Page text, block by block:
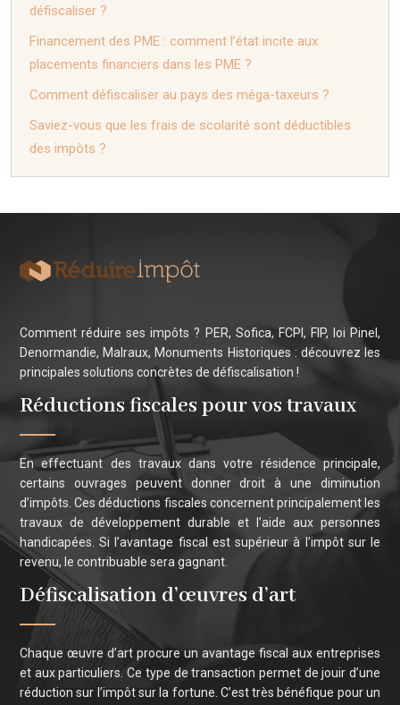
défiscaliser ?
Financement des PME : comment l’état incite aux
placements financiers dans les PME ?
Comment défiscaliser au pays des méga-taxeurs ?
Saviez-vous que les frais de scolarité sont déductibles
des impôts ?
Comment réduire ses impôts ? PER, Sofica, FCPI, FIP, loi Pinel,
Denormandie, Malraux, Monuments Historiques : découvrez les
principales solutions concrètes de défiscalisation !
Réductions fiscales pour vos travaux
En effectuant des travaux dans votre résidence principale,
certains ouvrages peuvent donner droit à une diminution
d’impôts. Ces déductions fiscales concernent principalement les
travaux de développement durable et l’aide aux personnes
handicapées. Si l’avantage fiscal est supérieur à l’impôt sur le
revenu, le contribuable sera gagnant.
Défiscalisation d’œuvres d’art
Chaque œuvre d’art procure un avantage fiscal aux entreprises
et aux particuliers. Ce type de transaction permet de jouir d’une
réduction sur l’impôt sur la fortune. C’est très bénéfique pour un